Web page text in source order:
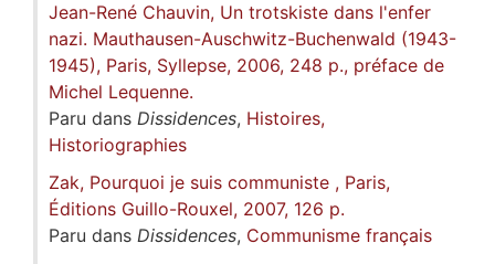
Jean-René Chauvin, Un trotskiste dans l'enfer
nazi. Mauthausen-Auschwitz-Buchenwald (1943-
1945), Paris, Syllepse, 2006, 248 p., préface de
Michel Lequenne.
Paru dans Dissidences, Histoires,
Historiographies
Zak, Pourquoi je suis communiste , Paris,
Éditions Guillo-Rouxel, 2007, 126 p.
Paru dans Dissidences, Communisme français